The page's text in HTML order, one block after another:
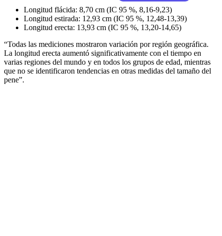
Longitud flácida: 8,70 cm (IC 95 %, 8,16-9,23)
Longitud estirada: 12,93 cm (IC 95 %, 12,48-13,39)
Longitud erecta: 13,93 cm (IC 95 %, 13,20-14,65)
“Todas las mediciones mostraron variación por región geográfica.
La longitud erecta aumentó significativamente con el tiempo en
varias regiones del mundo y en todos los grupos de edad, mientras
que no se identificaron tendencias en otras medidas del tamaño del
pene”.